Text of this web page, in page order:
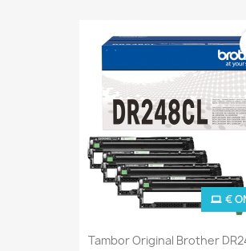
Tambor Original Brother
€